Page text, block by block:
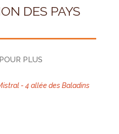
DES PAYS
PLUS
- 4 allée des Baladins